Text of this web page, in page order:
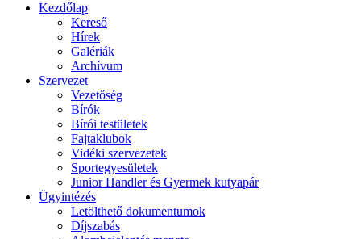
Kezdőlap
Kereső
Hírek
Galériák
Archívum
Szervezet
Vezetőség
Bírók
Bírói testületek
Fajtaklubok
Vidéki szervezetek
Sportegyesületek
Junior Handler és Gyermek kutyapár
Ügyintézés
Letölthető dokumentumok
Díjszabás